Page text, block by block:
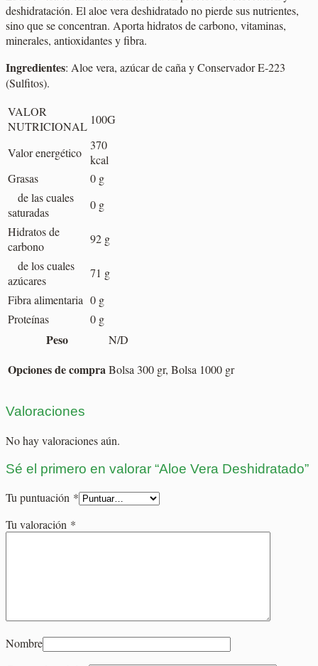
deshidratación. El aloe vera deshidratado no pierde sus nutrientes,
sino que se concentran. Aporta hidratos de carbono, vitaminas,
minerales, antioxidantes y fibra.
Ingredientes: Aloe vera, azúcar de caña y Conservador E-223
(Sulfitos).
VALOR
NUTRICIONAL 100G
Valor energético
370
kcal
Grasas
0 g
de las cuales
saturadas
0 g
Hidratos de
carbono
92 g
de los cuales
azúcares
71 g
Fibra alimentaria 0 g
Proteínas
0 g
Peso N/D
Opciones de compraBolsa 300 gr, Bolsa 1000 gr
Valoraciones
No hay valoraciones aún.
Sé el primero en valorar “Aloe Vera Deshidratado”
Tu puntuación *
Tu valoración *
Nombre